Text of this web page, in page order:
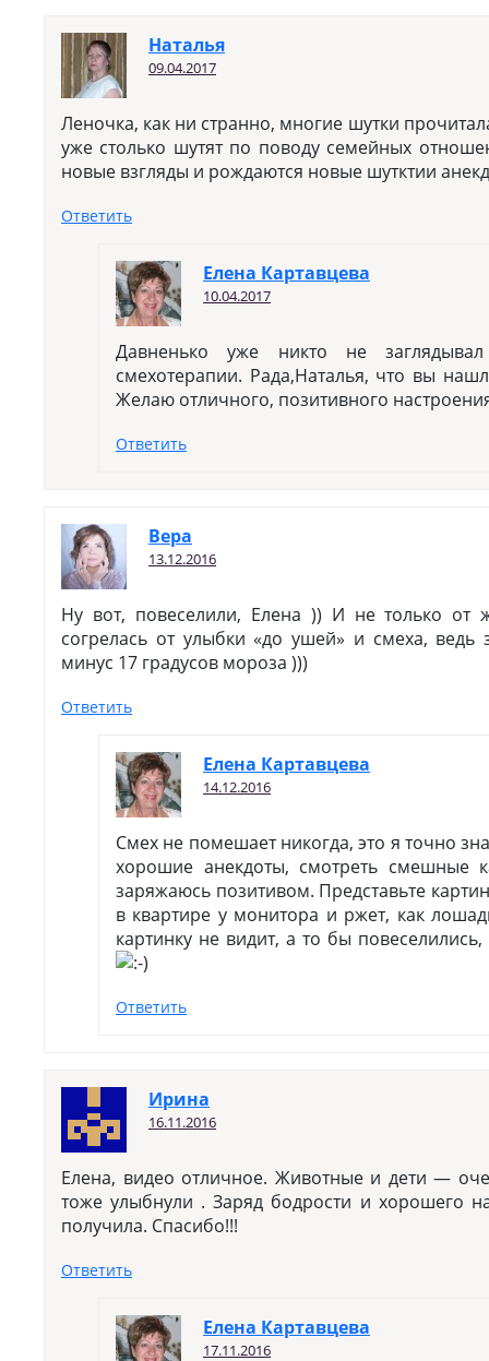
Наталья
09.04.2017
Леночка, как ни странно, многие шутки
уже столько шутят по поводу семейных
новые взгляды и рождаются новые шутктии
Ответить
Елена Картавцева
10.04.2017
Давненько уже никто не
смехотерапии. Рада,Наталья, что вы
Желаю отличного, позитивного
Ответить
Вера
13.12.2016
Ну вот, повеселили, Елена )) И не только от
согрелась от улыбки «до ушей» и смеха,
минус 17 градусов мороза )))
Ответить
Елена Картавцева
14.12.2016
Смех не помешает никогда, это я точно
хорошие анекдоты, смотреть смешные
заряжаюсь позитивом. Представьте
в квартире у монитора и ржет, как
картинку не видит, а то бы
Ответить
Ирина
16.11.2016
Елена, видео отличное. Животные и дети —
тоже улыбнули . Заряд бодрости и хорошего
получила. Спасибо!!!
Ответить
Елена Картавцева
17.11.2016